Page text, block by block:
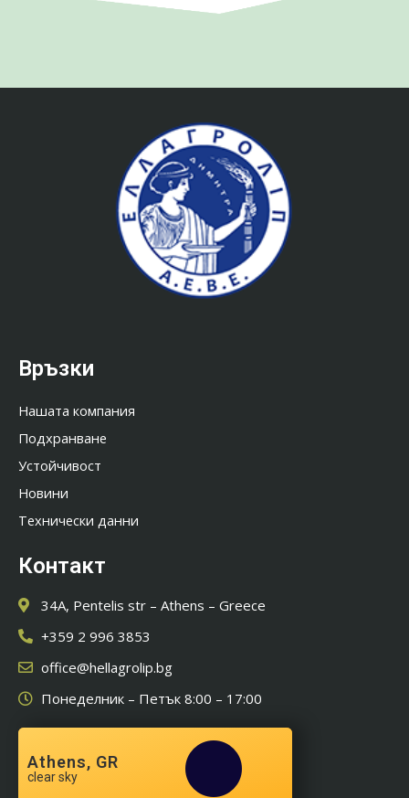
Връзки
Нашата компания
Подхранване
Устойчивост
Новини
Технически данни
Контакт
34A, Pentelis str – Athens – Greece
+359 2 996 3853
office@hellagrolip.bg
Понеделник – Петък 8:00 – 17:00
Athens, GR
clear sky